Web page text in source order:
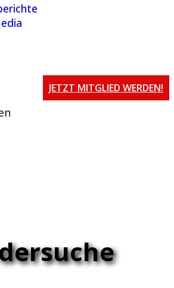
JETZT MITGLIED WERDEN!